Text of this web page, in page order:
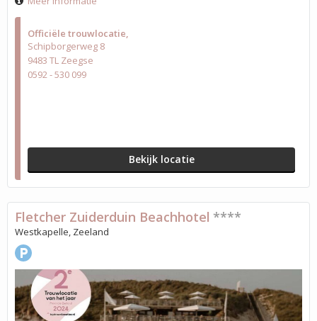
Officiële trouwlocatie
Schipborgerweg 8
9483 TL Zeegse
0592 - 530 099
Bekijk locatie
Fletcher Zuiderduin Beachhotel ****
Westkapelle, Zeeland